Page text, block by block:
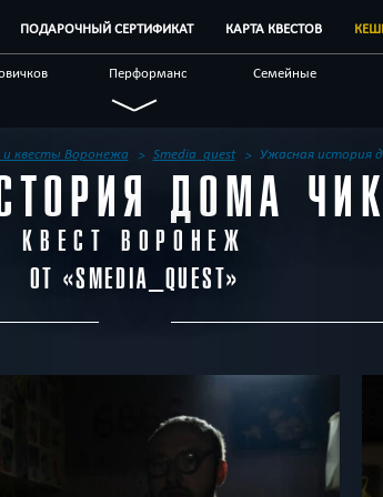
ПОДАРОЧНЫЙ СЕРТИФИКАТ КАРТА КВЕСТОВ
Перформанс Семейные
Необычные
Детективные Стимпанк
Бренды квестов Квест-комнаты
квесты Воронежа Smedia_quest Ужасная история
ДОМА
КВЕСТ ВОРОНЕЖ
ОТ «SMEDIA_QUEST»